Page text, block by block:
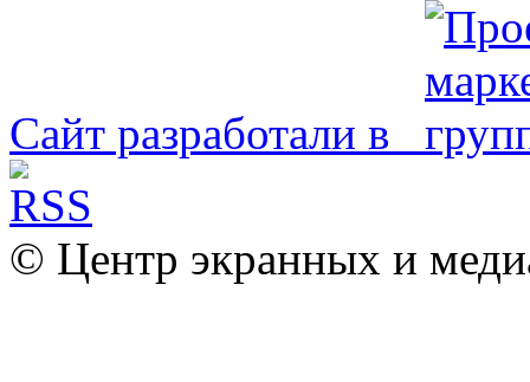
Сайт разработали в
© Центр экранных и